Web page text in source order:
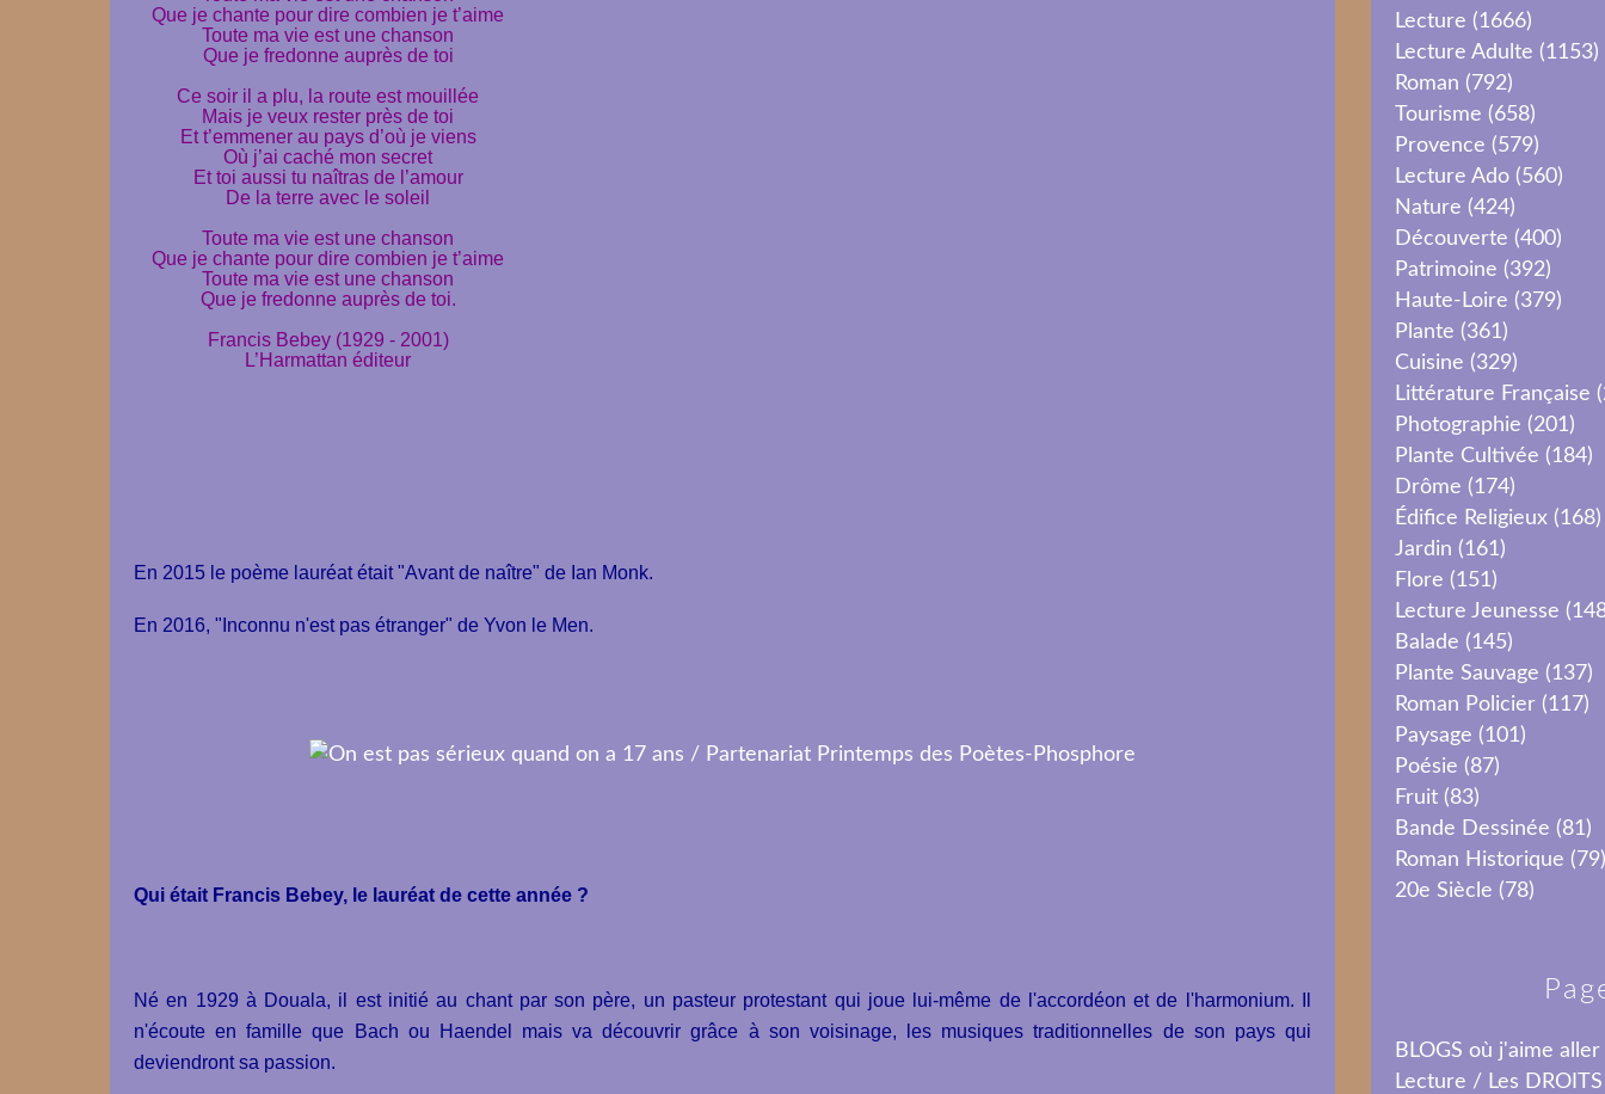
Que je chante pour dire combien je t’aime
Toute ma vie est une chanson
Que je fredonne auprès de toi
Ce soir il a plu, la route est mouillée
Mais je veux rester près de toi
Et t’emmener au pays d’où je viens
Où j’ai caché mon secret
Et toi aussi tu naîtras de l’amour
De la terre avec le soleil
Toute ma vie est une chanson
Que je chante pour dire combien je t’aime
Toute ma vie est une chanson
Que je fredonne auprès de toi.
Francis Bebey (1929 - 2001)
L’Harmattan éditeur
En 2015 le poème lauréat était"Avant de naître" de Ian Monk.
En 2016, "Inconnu n'est pas étranger" de Yvon le Men.
Qui était Francis Bebey, le lauréat de cette année ?
Né en 1929 à Douala, il est initié au chant par son père, un pasteur protestant qui joue lui-même de l'accordéon et de l'harmonium. Il
n'écoute en famille que Bach ou Haendel mais va découvrir grâce à son voisinage, les musiques traditionnelles de son pays qui
deviendront sa passion.
Lecture (1666)
Lecture Adulte (1153)
Roman (792)
Tourisme (658)
Provence (579)
Lecture Ado (560)
Nature (424)
Découverte (400)
Patrimoine (392)
Haute-Loire (379)
Plante (361)
Cuisine (329)
Littérature Française
Photographie (201)
Plante Cultivée (184)
Drôme (174)
Édifice Religieux (168)
Jardin (161)
Flore (151)
Lecture Jeunesse
Balade (145)
Plante Sauvage (137)
Roman Policier (117)
Paysage (101)
Poésie (87)
Fruit (83)
Bande Dessinée (81)
Roman Historique (79)
20e Siècle (78)
BLOGS où j'aime
Lecture / Les